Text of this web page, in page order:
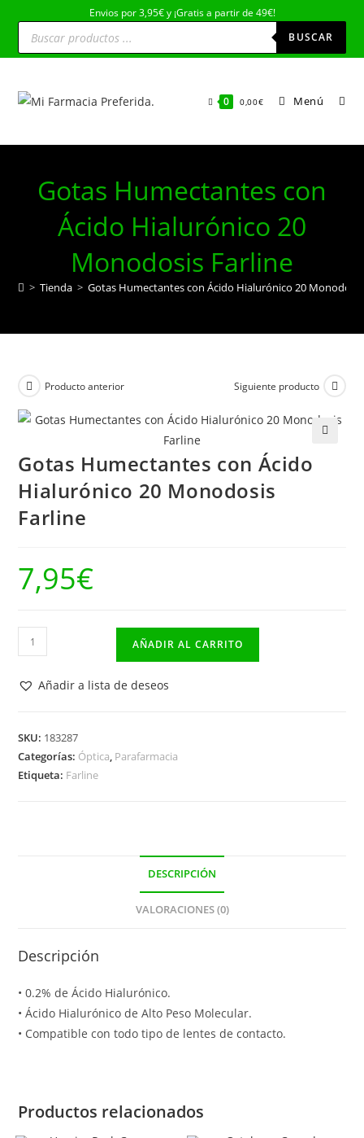
contenido
Envios por 3,95€ y ¡Gratis a partir de 49€!
Búsqueda
productos BUSCAR
0 0,00€ Menú
Gotas Humectantes con
Ácido Hialurónico 20
Monodosis Farline
> Tienda > Gotas Humectantes con Ácido Hialurónico 20
Producto anterior Siguiente producto
Gotas Humectantes con Ácido
Hialurónico 20 Monodosis
Farline
7,95€
Gotas
Humectantes
con
20
Monodosis
Farline
AÑADIR AL CARRITO
Añadir a lista de deseos
SKU: 183287
Categorías: Óptica, Parafarmacia
Etiqueta: Farline
DESCRIPCIÓN
VALORACIONES (0)
Descripción
• 0.2% de Ácido Hialurónico.
• Ácido Hialurónico de Alto Peso Molecular.
• Compatible con todo tipo de lentes de contacto.
Productos relacionados